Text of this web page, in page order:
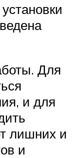
Для
и для
лишних и
и